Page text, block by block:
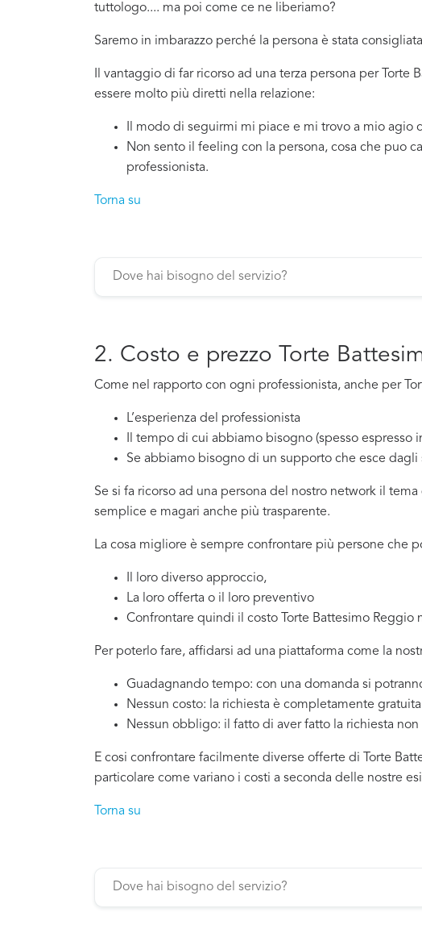
tuttologo.... ma poi come ce ne liberiamo?
Saremo in imbarazzo perché la persona è stata
Il vantaggio di far ricorso ad una terza persona per
essere molto più diretti nella relazione:
Il modo di seguirmi mi piace e mi trovo a mio agio
Non sento il feeling con la persona, cosa che puo
professionista.
Torna su
2. Costo e prezzo Torte
Come nel rapporto con ogni professionista, anche per
L’esperienza del professionista
Il tempo di cui abbiamo bisogno (spesso espresso
Se abbiamo bisogno di un supporto che esce dagli
Se si fa ricorso ad una persona del nostro network il
semplice e magari anche più trasparente.
La cosa migliore è sempre confrontare più persone che
Il loro diverso approccio,
La loro offerta o il loro preventivo
Confrontare quindi il costo Torte Battesimo Reggio
Per poterlo fare, affidarsi ad una piattaforma come la
Guadagnando tempo: con una domanda si
Nessun costo: la richiesta è completamente gratuita
Nessun obbligo: il fatto di aver fatto la richiesta
E cosi confrontare facilmente diverse offerte di Torte
particolare come variano i costi a seconda delle nostre
Torna su